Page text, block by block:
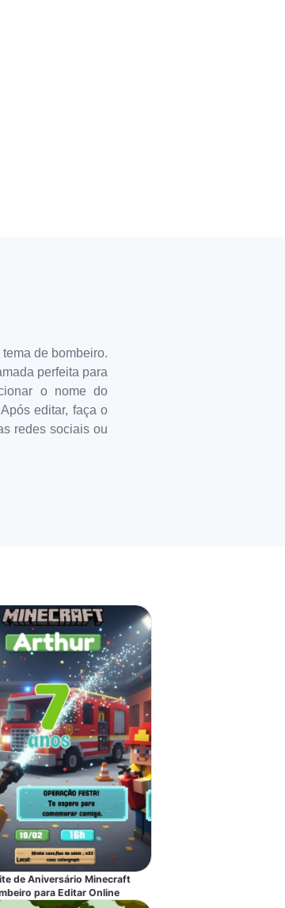
de bombeiro.
perfeita para
o nome do
editar, faça o
redes sociais ou
de Aniversário Minecraft
para Editar Online